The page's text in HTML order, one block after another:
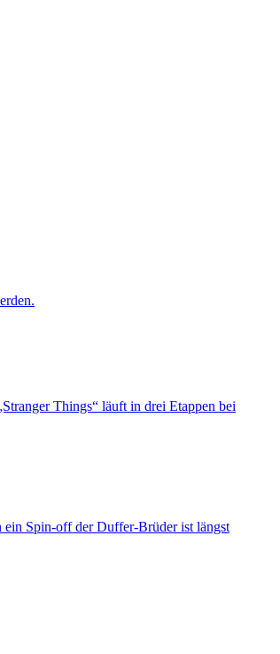
ein Spin-off der Duffer-Brüder ist längst